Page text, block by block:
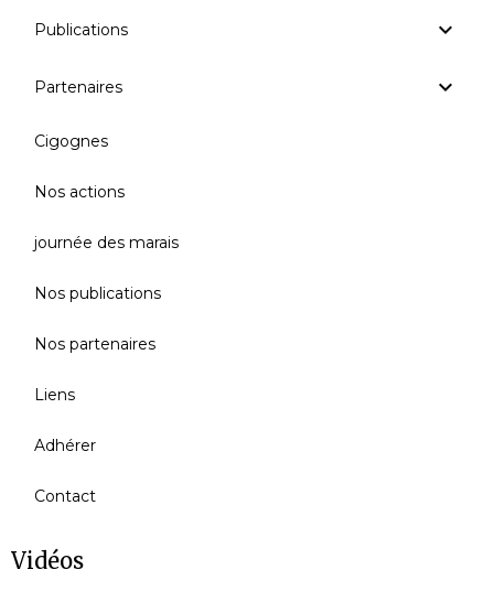
Publications
Partenaires
Cigognes
Nos actions
journée des marais
Nos publications
Nos partenaires
Liens
Adhérer
Contact
Vidéos